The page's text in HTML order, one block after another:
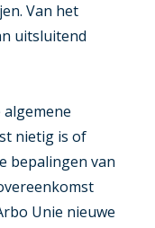
Van het
uitsluitend
nietig is of
bepalingen van
Unie nieuwe